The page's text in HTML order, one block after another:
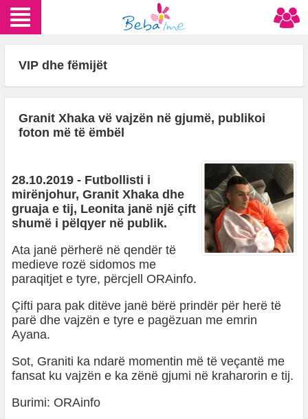
VIP dhe fëmijët
Granit Xhaka vë vajzën në gjumë, publikoi
foton më të ëmbël
28.10.2019 - Futbollisti i
mirënjohur, Granit Xhaka dhe
gruaja e tij, Leonita janë një çift
shumë i pëlqyer në publik.
Ata janë përherë në qendër të
medieve rozë sidomos me
paraqitjet e tyre, përcjell ORAinfo.
Çifti para pak ditëve janë bërë prindër për herë të
parë dhe vajzën e tyre e pagëzuan me emrin
Ayana.
Sot, Graniti ka ndarë momentin më të veçantë me
fansat ku vajzën e ka zënë gjumi në kraharorin e tij.
Burimi: ORAinfo